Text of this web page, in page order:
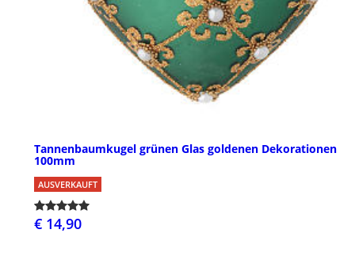
Tannenbaumkugel grünen Glas goldenen Dekorationen
100mm
AUSVERKAUFT
€ 14,90